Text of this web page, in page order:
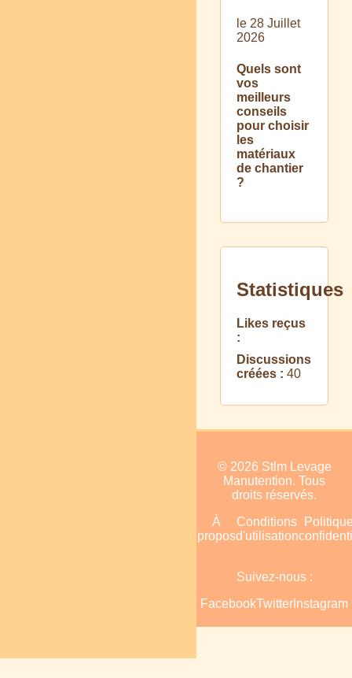
le 28 Juillet
2026
Quels sont
vos
meilleurs
conseils
pour choisir
les
matériaux
de chantier
?
Statistiques
Likes reçus
:
Discussions
créées : 40
© 2026 Stlm Levage
Manutention. Tous
droits réservés.
À
propos
Conditions
d'utilisation
Suivez-nous :
FacebookTwitter Instagram